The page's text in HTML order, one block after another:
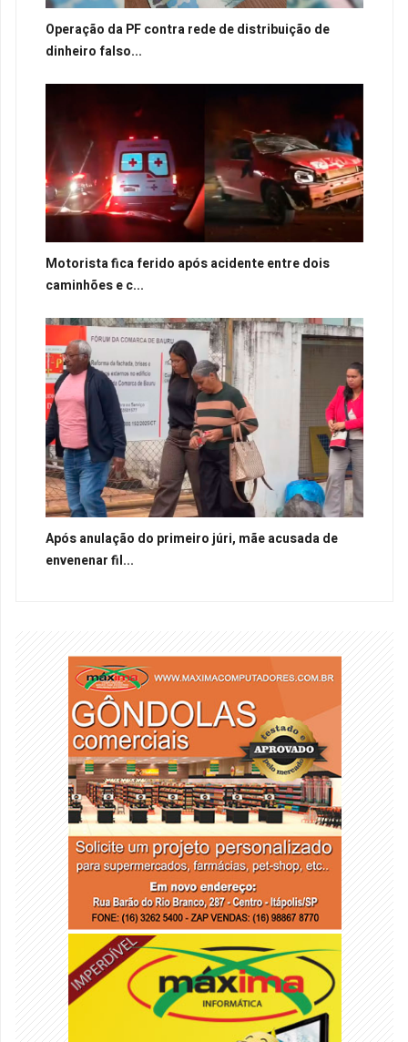
Operação da PF contra rede de distribuição de
dinheiro falso...
Motorista fica ferido após acidente entre dois
caminhões e c...
Após anulação do primeiro júri, mãe acusada de
envenenar fil...